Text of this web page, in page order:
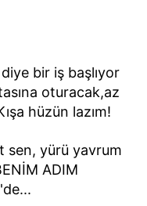
bir iş başlıyor
oturacak,az
hüzün lazım!
sen, yürü yavrum
ADIM